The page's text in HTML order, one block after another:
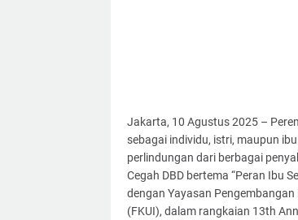
Jakarta, 10 Agustus 2025 –
sebagai individu, istri, maupun
perlindungan dari berbagai
Cegah DBD bertema “Peran Ibu
dengan Yayasan
(FKUI), dalam rangkaian 13th